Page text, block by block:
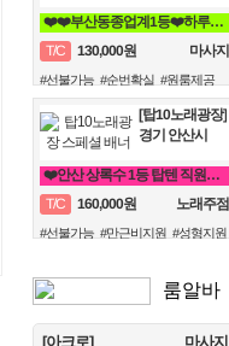
❤️❤️부산동종업계1등❤️하루최고수입보장❤️❤️
T/C
130,000원 마사지
#선불가능 #순번확실 #원룸제공
[탑10노래광장]
경기 안산시
❤️안산 상록수 1등 탑텐 직원구합니다❤️
T/C
160,000원 노래주점
#선불가능 #만근비지원 #성형지원
룸알바
[아크로]
마사지